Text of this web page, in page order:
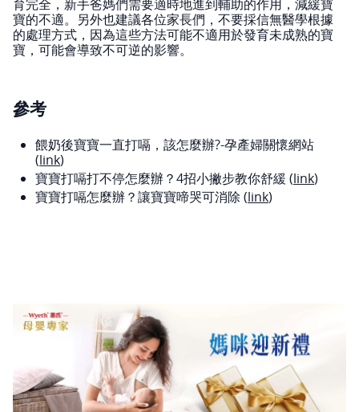
育完全，新手爸媽們需要適時地進到輔助的作用，減緩寶
寶的不適。另外也建議各位家長們，不要採信無醫學根據
的處理方式，因為這些方法可能不適用於發育未成熟的寶
寶，可能會導致不可逆的影響。
參考
餵奶後寶寶一直打嗝，該怎麼辦?-孕產婦關懷網站
(link)
寶寶打嗝打不停怎麼辦？4招小撇步教你舒緩 (link)
寶寶打嗝怎麼辦？讓寶寶啼哭可消除 (link)